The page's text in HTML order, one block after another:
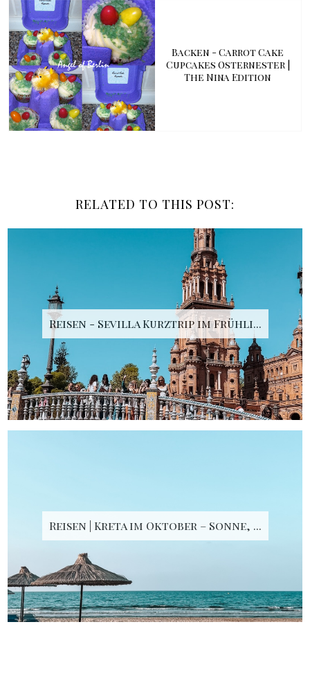
Backen - Carrot Cake
Cupcakes Osternester |
The Nina Edition
RELATED TO THIS POST:
Reisen - Sevilla Kurztrip im Frühli...
Reisen | Kreta im Oktober – Sonne, ...